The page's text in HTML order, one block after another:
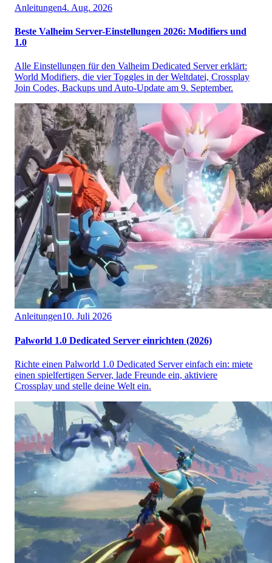
Anleitungen4. Aug. 2026
Beste Valheim Server-Einstellungen 2026: Modifiers und
1.0
Alle Einstellungen für den Valheim Dedicated Server erklärt:
World Modifiers, die vier Toggles in der Weltdatei, Crossplay
Join Codes, Backups und Auto-Update am 9. September.
Anleitungen10. Juli 2026
Palworld 1.0 Dedicated Server einrichten (2026)
Richte einen Palworld 1.0 Dedicated Server einfach ein: miete
einen spielfertigen Server, lade Freunde ein, aktiviere
Crossplay und stelle deine Welt ein.